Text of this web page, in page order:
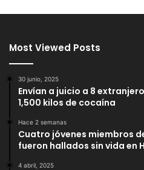
Most Viewed Posts
30 junio, 2025
Envían a juicio a 8
1,500 kilos de cocaína
Hace 2 semanas
Cuatro jóvenes miembros
fueron hallados sin vida en
4 abril, 2025